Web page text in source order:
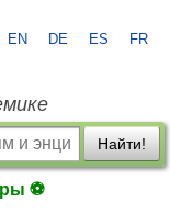
EN DE ES FR
Найти!
⚽